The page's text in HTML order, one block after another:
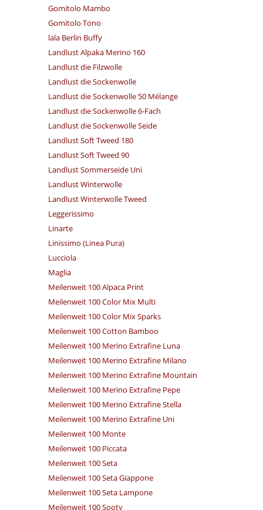
Gomitolo Mambo
Gomitolo Tono
lala Berlin Buffy
Landlust Alpaka Merino 160
Landlust die Filzwolle
Landlust die Sockenwolle
Landlust die Sockenwolle 50 Mélange
Landlust die Sockenwolle 6-Fach
Landlust die Sockenwolle Seide
Landlust Soft Tweed 180
Landlust Soft Tweed 90
Landlust Sommerseide Uni
Landlust Winterwolle
Landlust Winterwolle Tweed
Leggerissimo
Linarte
Linissimo (Linea Pura)
Lucciola
Maglia
Meilenweit 100 Alpaca Print
Meilenweit 100 Color Mix Multi
Meilenweit 100 Color Mix Sparks
Meilenweit 100 Cotton Bamboo
Meilenweit 100 Merino Extrafine Luna
Meilenweit 100 Merino Extrafine Milano
Meilenweit 100 Merino Extrafine Mountain
Meilenweit 100 Merino Extrafine Pepe
Meilenweit 100 Merino Extrafine Stella
Meilenweit 100 Merino Extrafine Uni
Meilenweit 100 Monte
Meilenweit 100 Piccata
Meilenweit 100 Seta
Meilenweit 100 Seta Giappone
Meilenweit 100 Seta Lampone
Meilenweit 100 Sooty